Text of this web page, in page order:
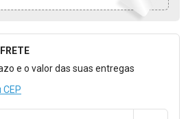
o Frete
e o valor das suas entregas
CEP